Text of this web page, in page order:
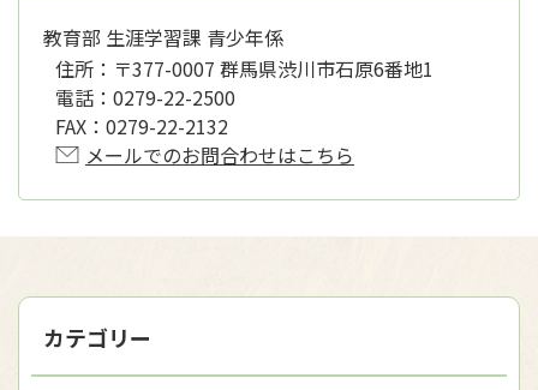
教育部 生涯学習課 青少年係
住所： 〒377-0007 群馬県渋川市石原6番地1
電話： 0279-22-2500
FAX： 0279-22-2132
メールでのお問合わせはこちら
カテゴリー